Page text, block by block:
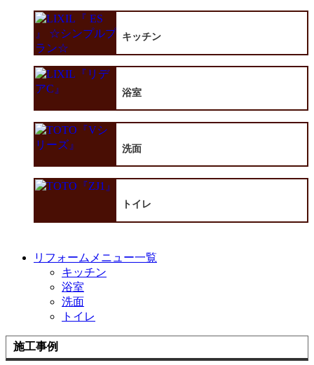
キッチン
浴室
洗面
トイレ
リフォームメニュー一覧
キッチン
浴室
洗面
トイレ
施工事例